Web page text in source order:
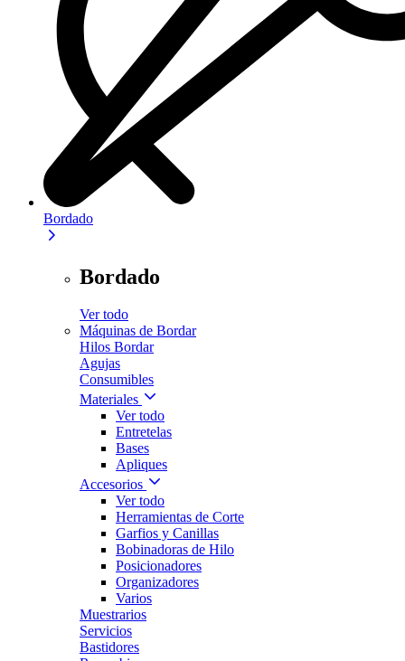
Bordado
Bordado
Ver todo
Máquinas de Bordar
Hilos Bordar
Agujas
Consumibles
Materiales
Ver todo
Entretelas
Bases
Apliques
Accesorios
Ver todo
Herramientas de Corte
Garfios y Canillas
Bobinadoras de Hilo
Posicionadores
Organizadores
Varios
Muestrarios
Servicios
Bastidores